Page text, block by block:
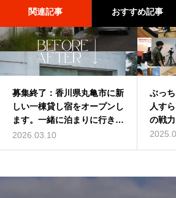
関連記事 おすすめ記事
募集終了：香川県丸亀市に新
しい一棟貸し宿をオープンし
ます。一緒に泊まりに行きま
せんか？
2026.03.10
ぶっ
人す
の戦
バターコーヒーは効果なし？
バターコーヒーの世界一簡単
な作り方を動画解説
2016.07.13
深作
ちろ
てみた